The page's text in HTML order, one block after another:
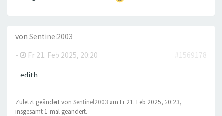
von Sentinel2003
-
Fr 21. Feb 2025, 20:20 #1569178
edith
Zuletzt geändert von Sentinel2003 am Fr 21. Feb 2025, 20:23,
insgesamt 1-mal geändert.